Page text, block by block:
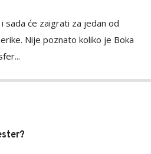
sada će zaigrati za jedan od
Nije poznato koliko je Boka